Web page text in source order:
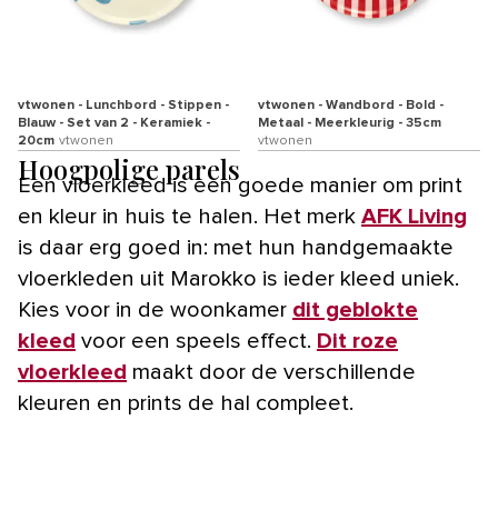
vtwonen - Lunchbord - Stippen -
Blauw - Set van 2 - Keramiek -
20cm vtwonen
vtwonen - Wandbord - Bold -
Metaal - Meerkleurig - 35cm
vtwonen
Hoogpolige parels
Een vloerkleed is een goede manier om print
en kleur in huis te halen. Het merk AFK Living
is daar erg goed in: met hun handgemaakte
vloerkleden uit Marokko is ieder kleed uniek.
Kies voor in de woonkamer dit geblokte
kleed voor een speels effect. Dit roze
vloerkleed maakt door de verschillende
kleuren en prints de hal compleet.